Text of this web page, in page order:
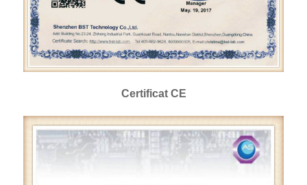
Certificat CE